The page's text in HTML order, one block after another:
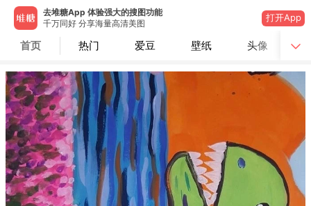
去堆糖App 体验强大的搜图功能
千万同好 分享海量高清美图
打开App
首页 热门 爱豆 壁纸 头像